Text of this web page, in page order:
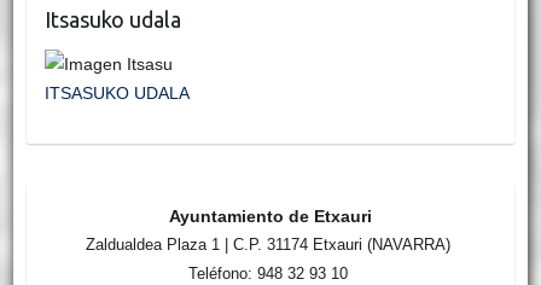
Itsasuko udala
ITSASUKO UDALA
Ayuntamiento de Etxauri
Zaldualdea Plaza 1 | C.P. 31174 Etxauri (NAVARRA)
Teléfono: 948 32 93 10